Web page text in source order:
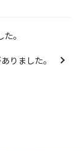
。
りました。